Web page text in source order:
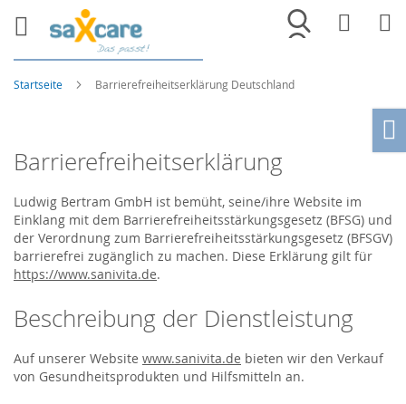
Merkliste
Startseite Barrierefreiheitserklärung Deutschland
Barrierefreiheitserklärung
Ludwig Bertram GmbH ist bemüht, seine/ihre Website im
Einklang mit dem Barrierefreiheitsstärkungsgesetz (BFSG) und
der Verordnung zum Barrierefreiheitsstärkungsgesetz (BFSGV)
barrierefrei zugänglich zu machen. Diese Erklärung gilt für
https://www.sanivita.de.
Beschreibung der Dienstleistung
Auf unserer Website www.sanivita.de bieten wir den Verkauf
von Gesundheitsprodukten und Hilfsmitteln an.